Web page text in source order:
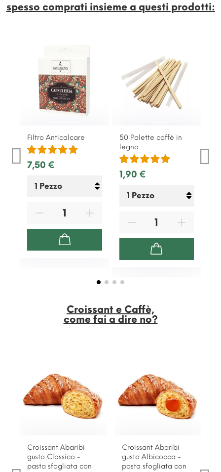
spesso comprati insieme a questi prodotti:​
Filtro Anticalcare
7,50 €
50 Palette caffè in
legno
1,90 €
Croissant e Caffè,
come fai a dire no?
Croissant Abaribi
gusto Classico -
pasta sfogliata con
Croissant Abaribi
gusto Albicocca -
pasta sfogliata con